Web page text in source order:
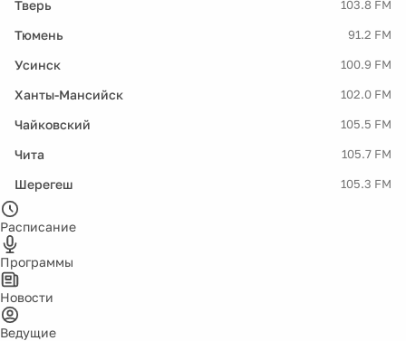
Тверь 103.8 FM
Тюмень 91.2 FM
Усинск 100.9 FM
Ханты-Мансийск 102.0 FM
Чайковский 105.5 FM
Чита 105.7 FM
Шерегеш 105.3 FM
Расписание
Программы
Новости
Ведущие